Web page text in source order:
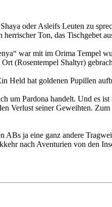
oder Asleifs Leuten zu
Ton, das Tischgebet
war mit im Orima Tempel
(Rosentempel Shaltyr)
Held hat goldenen Pupillen
um Pardona handelt. Und es
Verlust seiner Geweihten.
ABs ja eine ganz andere
nach Aventurien von den